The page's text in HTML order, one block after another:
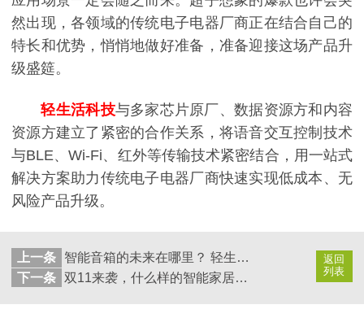
然出现，各领域的传统电子电器厂商正在结合自己的
特长和优势，悄悄地做好准备，准备迎接这场产品升
级盛筵。
轻生活科技与多家芯片原厂、数据资源方和内容
资源方建立了紧密的合作关系，将语音交互控制技术
与BLE、Wi-Fi、红外等传输技术紧密结合，用一站式
解决方案助力传统电子电器厂商快速实现低成本、无
风险产品升级。
返回
列表
上一条
智能音箱的未来在哪里？ 轻生活邀大家一起来了解
下一条
双11来袭，什么样的智能家居产品值得买？轻生活告诉你